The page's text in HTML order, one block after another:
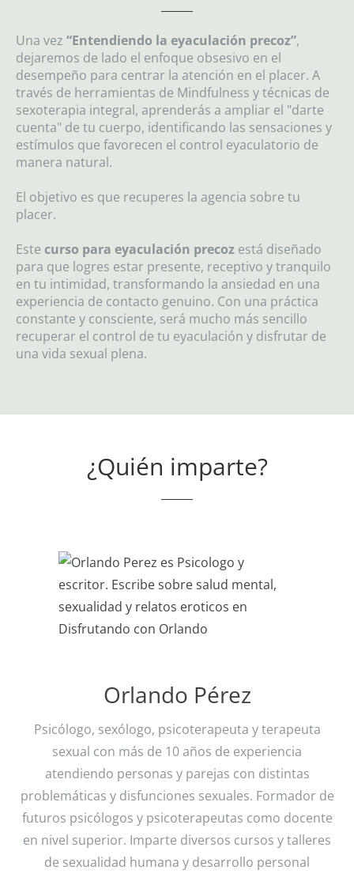
Una vez “Entendiendo la eyaculación precoz”,
dejaremos de lado el enfoque obsesivo en el
desempeño para centrar la atención en el placer. A
través de herramientas de Mindfulness y técnicas de
sexoterapia integral, aprenderás a ampliar el "darte
cuenta" de tu cuerpo, identificando las sensaciones y
estímulos que favorecen el control eyaculatorio de
manera natural.
El objetivo es que recuperes la agencia sobre tu
placer.
Este curso para eyaculación precoz está diseñado
para que logres estar presente, receptivo y tranquilo
en tu intimidad, transformando la ansiedad en una
experiencia de contacto genuino. Con una práctica
constante y consciente, será mucho más sencillo
recuperar el control de tu eyaculación y disfrutar de
una vida sexual plena.
¿Quién imparte?
Orlando Pérez
Psicólogo, sexólogo, psicoterapeuta y terapeuta
sexual con más de 10 años de experiencia
atendiendo personas y parejas con distintas
problemáticas y disfunciones sexuales. Formador de
futuros psicólogos y psicoterapeutas como docente
en nivel superior. Imparte diversos cursos y talleres
de sexualidad humana y desarrollo personal